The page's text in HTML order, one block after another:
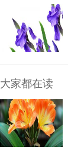
大家都在读